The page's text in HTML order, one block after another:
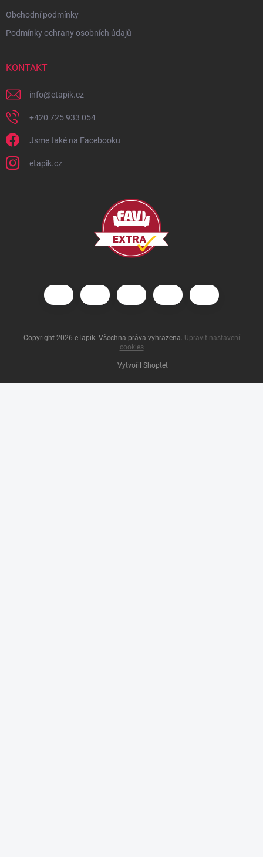
Obchodní podmínky
Podmínky ochrany osobních údajů
KONTAKT
info@etapik.cz
+420 725 933 054
Jsme také na Facebooku
etapik.cz
Vytvořil Shoptet
Copyright 2026 eTapik. Všechna práva vyhrazena. Upravit nastavení
cookies